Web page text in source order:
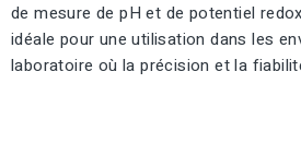
de mesure de pH et de potentiel
idéale pour une utilisation dans les
laboratoire où la précision et la